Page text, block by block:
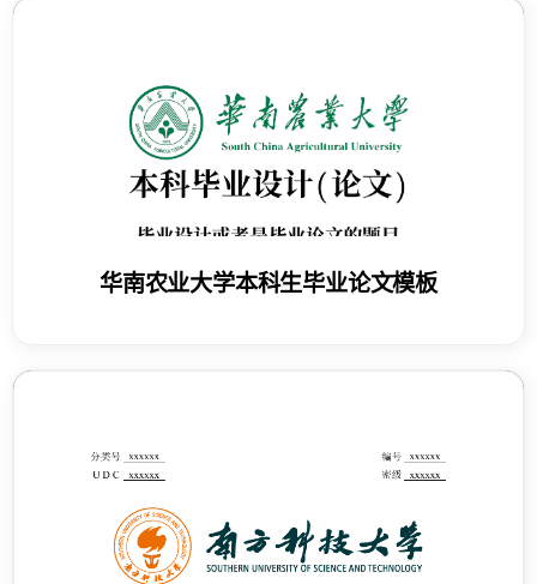
华南农业大学本科生毕业论文模板